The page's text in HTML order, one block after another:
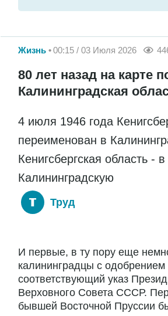
Жизнь 00:15 / 03 Июля 2026
80 лет назад на карте
Калининградская
4 июля 1946 года
переименован в
Кенигсбергская область - в
Калининградскую
Труд
И первые, в ту пору еще
калининградцы с одобрением
соответствующий указ
Верховного Совета СССР.
бывшей Восточной Пруссии